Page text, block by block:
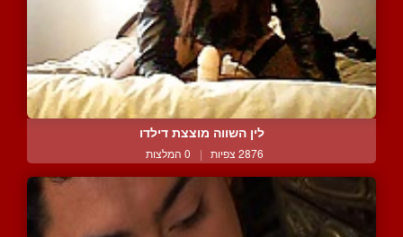
לין השווה מוצצת דילדו
2876 צפיות | 0 המלצות